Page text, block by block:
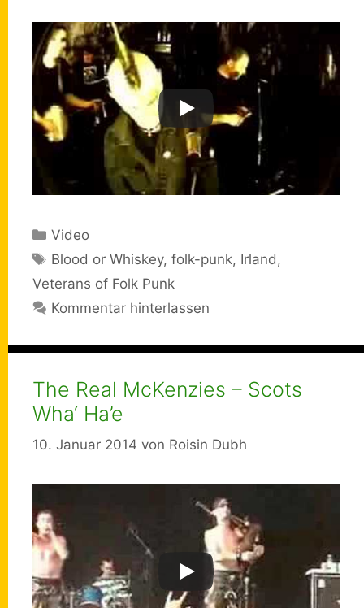
Kategorien
Video
Schlagwörter
Blood or Whiskey,folk-punk, Irland ,
Veterans of Folk Punk
Kommentar hinterlassen
The Real McKenzies – Scots
Wha‘ Ha’e
10. Januar 2014 von Roisin Dubh